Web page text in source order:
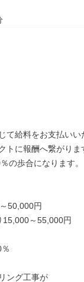
て給料をお支払いい
トに報酬へ繋がりま
の歩合になります。
50,000円
～55,000円
ング工事が